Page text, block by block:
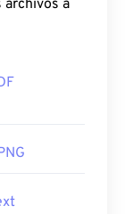
archivos a